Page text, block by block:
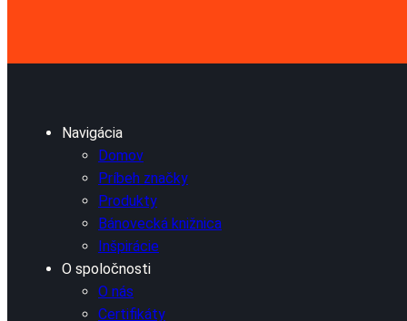
Navigácia
Domov
Príbeh značky
Produkty
Bánovecká knižnica
Inšpirácie
O spoločnosti
O nás
Certifikáty